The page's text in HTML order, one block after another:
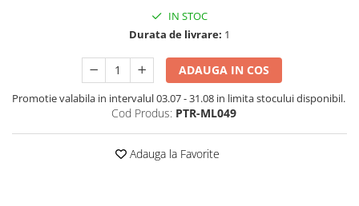
IN STOC
Durata de livrare: 1
ADAUGA IN COS
Promotie valabila in intervalul 03.07 - 31.08 in limita stocului disponibil.
Cod Produs: PTR-ML049
Adauga la Favorite